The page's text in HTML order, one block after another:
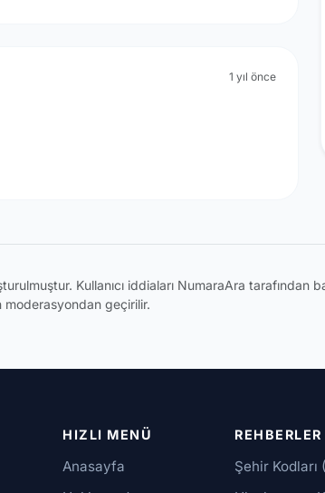
1 yıl önce
Kullanıcı iddiaları NumaraAra tarafından
moderasyondan geçirilir.
HIZLI MENÜ
Anasayfa
REHBERLER
Şehir Kodları